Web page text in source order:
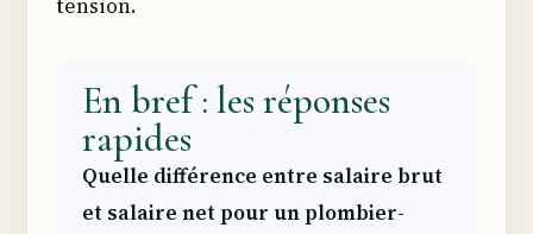
tension.
En bref : les réponses
rapides
Quelle différence entre salaire brut
et salaire net pour un plombier-